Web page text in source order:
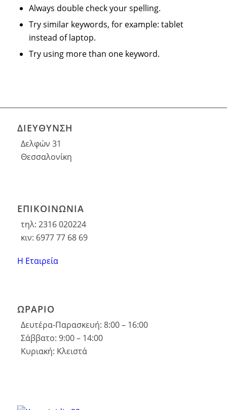
Always double check your spelling.
Try similar keywords, for example: tablet
instead of laptop.
Try using more than one keyword.
ΔΙΕΥΘΥΝΣΗ
Δελφών 31
Θεσσαλονίκη
ΕΠΙΚΟΙΝΩΝΙΑ
τηλ: 2316 020224
κιν: 6977 77 68 69
Η Εταιρεία
ΩΡΑΡΙΟ
Δευτέρα-Παρασκευή: 8:00 – 16:00
Σάββατο: 9:00 – 14:00
Κυριακή: Κλειστά